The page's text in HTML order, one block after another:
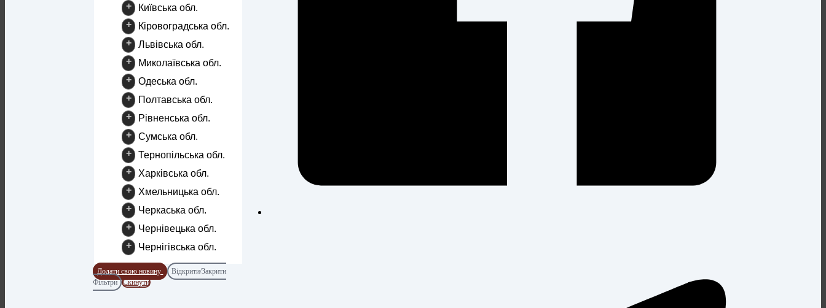
+
Київська обл.
+
Кіровоградська обл.
+
Львівська обл.
+
Миколаївська обл.
+
Одеська обл.
+
Полтавська обл.
+
Рівненська обл.
+
Сумська обл.
+
Тернопільська обл.
+
Харківська обл.
+
Хмельницька обл.
+
Черкаська обл.
+
Чернівецька обл.
+
Чернігівська обл.
Додати свою новину
Відкрити/Закрити
Фільтри
Скинути